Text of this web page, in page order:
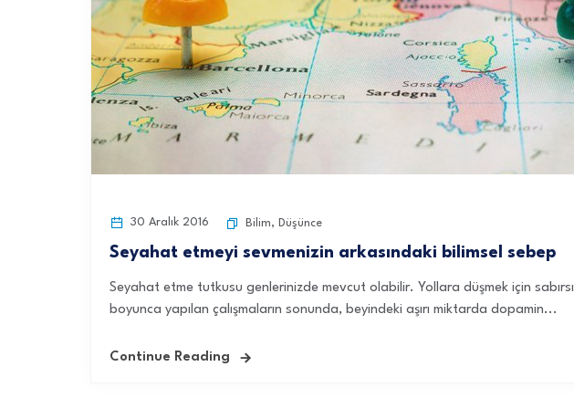
30 Aralık 2016 Bilim, Düşünce
Seyahat etmeyi sevmenizin arkasındaki bilimsel sebep
Seyahat etme tutkusu genlerinizde mevcut olabilir. Yollara düşmek için
boyunca yapılan çalışmaların sonunda, beyindeki aşırı miktarda dopamin...
Continue Reading